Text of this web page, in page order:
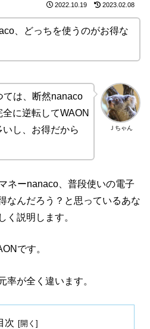
2022.10.19 2023.02.08
、どっちを使うのがお得な
Ｊちゃん
ては、断然nanaco
に逆転してWAON
し、お得だから
ネーnanaco、普段使いの電子
なんだろう？と思っているあな
く説明します。
です。
率が全く違います。
次